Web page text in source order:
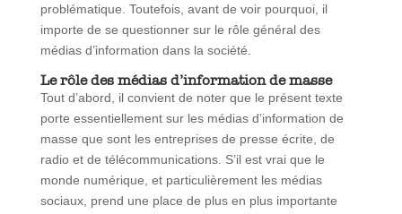
problématique. Toutefois, avant de voir pourquoi, il
importe de se questionner sur le rôle général des
médias d’information dans la société.
Le rôle des médias d’information de masse
Tout d’abord, il convient de noter que le présent texte
porte essentiellement sur les médias d’information de
masse que sont les entreprises de presse écrite, de
radio et de télécommunications. S’il est vrai que le
monde numérique, et particulièrement les médias
sociaux, prend une place de plus en plus importante